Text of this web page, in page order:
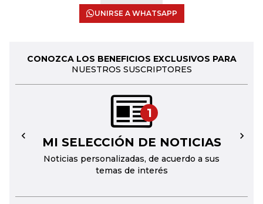
UNIRSE A WHATSAPP
CONOZCA LOS BENEFICIOS EXCLUSIVOS PARA
NUESTROS SUSCRIPTORES
1
MI SELECCIÓN DE NOTICIAS
Noticias personalizadas, de acuerdo a sus
temas de interés
← →